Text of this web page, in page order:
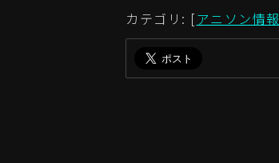
カテゴリ: [アニソン情報